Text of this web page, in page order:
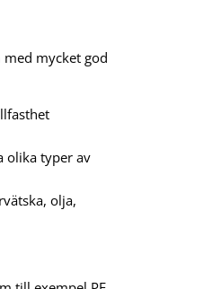
mycket god
olika typer av
olja,